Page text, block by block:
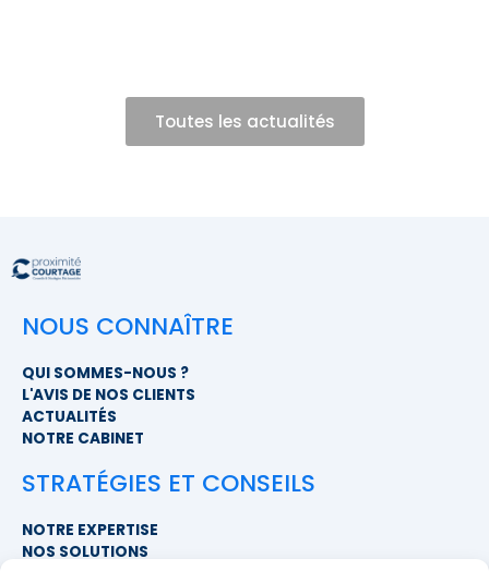
Toutes les actualités
NOUS CONNAÎTRE
QUI SOMMES-NOUS ?
L'AVIS DE NOS CLIENTS
ACTUALITÉS
NOTRE CABINET
STRATÉGIES ET CONSEILS
NOTRE EXPERTISE
NOS SOLUTIONS